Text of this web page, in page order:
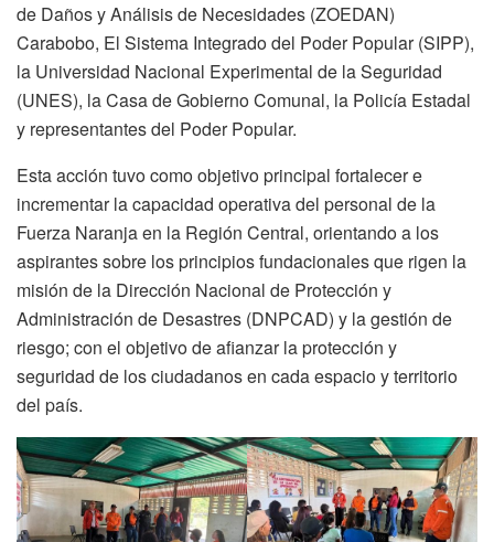
de Daños y Análisis de Necesidades (ZOEDAN)
Carabobo, El Sistema Integrado del Poder Popular (SIPP),
la Universidad Nacional Experimental de la Seguridad
(UNES), la Casa de Gobierno Comunal, la Policía Estadal
y representantes del Poder Popular.
Esta acción tuvo como objetivo principal fortalecer e
incrementar la capacidad operativa del personal de la
Fuerza Naranja en la Región Central, orientando a los
aspirantes sobre los principios fundacionales que rigen la
misión de la Dirección Nacional de Protección y
Administración de Desastres (DNPCAD) y la gestión de
riesgo; con el objetivo de afianzar la protección y
seguridad de los ciudadanos en cada espacio y territorio
del país.